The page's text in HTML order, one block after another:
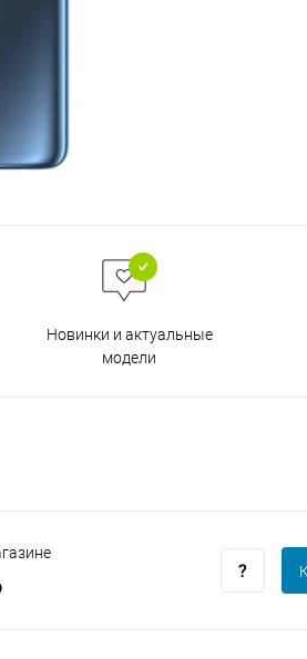
Новинки и актуальные
модели
%